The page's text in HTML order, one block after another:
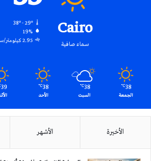
Cairo
سماء صافية
38º - 29º
19%
2.95 كيلومتر/ساعة
38
℃
الجمعة
38
℃
السبت
38
℃
الأحد
39
الأخيرة الأشهر